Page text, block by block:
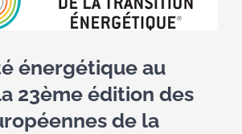
Nos actions
énergétique au
23ème édition des
de la